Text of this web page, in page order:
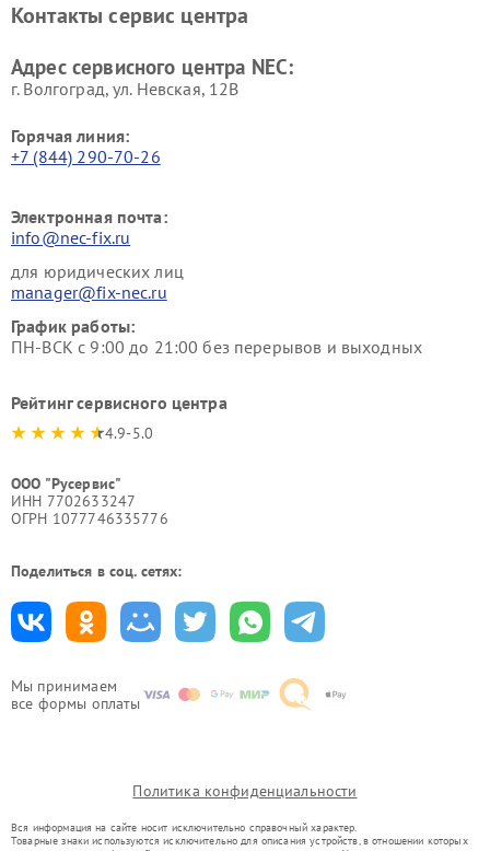
Мы принимаем
все формы оплаты
Контакты сервис центра
Адрес сервисного центра NEC:
г. Волгоград, ул. Невская, 12В
Горячая линия:
+7 (844) 290-70-26
Электронная почта:
info@nec-fix.ru
для юридических лиц
manager@fix-nec.ru
График работы:
ПН-ВСК с 9:00 до 21:00 без перерывов и выходных
Рейтинг сервисного центра
4.9-5.0
ООО "Русервис"
ИНН 7702633247
ОГРН 1077746335776
Поделиться в соц. сетях:
Политика конфиденциальности
Вся информация на сайте носит исключительно справочный характер.
Товарные знаки используются исключительно для описания устройств, в отношении которых